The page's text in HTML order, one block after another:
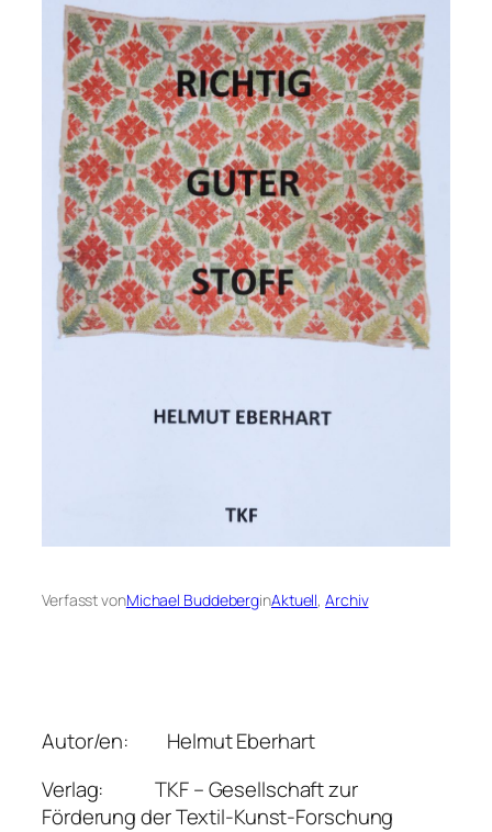
Verfasst vonMichael BuddeberginAktuell, Archiv
Autor/en: Helmut Eberhart
Verlag: TKF – Gesellschaft zur
Förderung der Textil-Kunst-Forschung